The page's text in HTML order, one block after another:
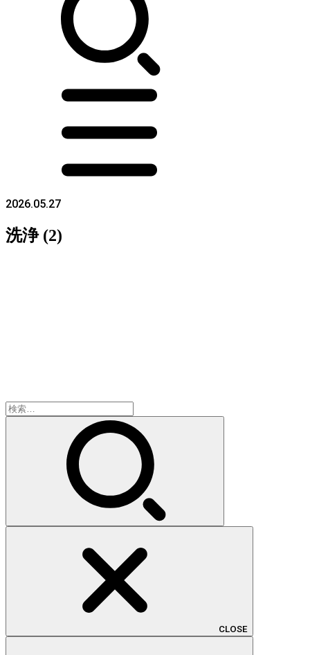
2026.05.27
洗浄 (2)
検
索:
CLOSE